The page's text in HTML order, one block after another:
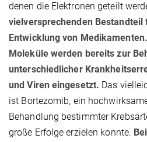
denen die Elektronen geteilt
vielversprechenden
Entwicklung von
Moleküle werden bereits zur
unterschiedlicher
und Viren eingesetzt. Das
ist Bortezomib, ein
Behandlung bestimmter
große Erfolge erzielen konnte.